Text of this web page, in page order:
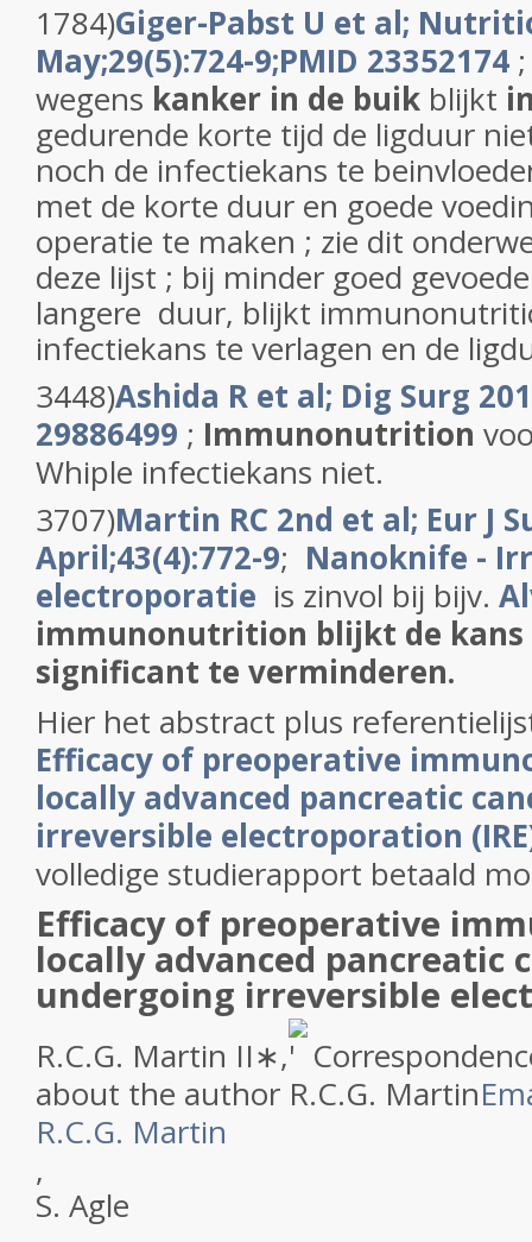
1784)Giger-Pabst U et al;
May;29(5):724-9;PMID 23352174
wegens kanker in de buik blijkt
gedurende korte tijd de ligduur
noch de infectiekans te
met de korte duur en goede
operatie te maken ; zie dit
deze lijst ; bij minder goed
langere duur, blijkt
infectiekans te verlagen en de
3448)Ashida R et al; Dig Surg
29886499 ; Immunonutrition
Whiple infectiekans niet.
3707)Martin RC 2nd et al; Eur J
April;43(4):772-9; Nanoknife -
electroporatie is zinvol bij bijv.
immunonutrition blijkt de kans
significant te verminderen.
Hier het abstract plus
Efficacy of preoperative
locally advanced pancreatic
irreversible electroporation
volledige studierapport betaald
Efficacy of preoperative
locally advanced pancreatic
undergoing irreversible
R.C.G. Martin II∗,
about the author R.C.G. Martin
R.C.G. Martin
,
S. Agle